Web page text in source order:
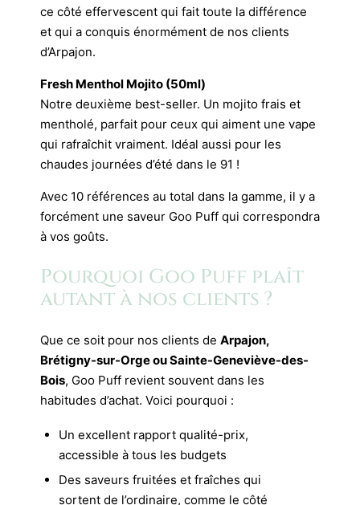
ce côté effervescent qui fait toute la différence
et qui a conquis énormément de nos clients
d’Arpajon.
Fresh Menthol Mojito (50ml)
Notre deuxième best-seller. Un mojito frais et
mentholé, parfait pour ceux qui aiment une vape
qui rafraîchit vraiment. Idéal aussi pour les
chaudes journées d’été dans le 91 !
Avec 10 références au total dans la gamme, il y a
forcément une saveur Goo Puff qui correspondra
à vos goûts.
Pourquoi Goo Puff plaît
autant à nos clients ?
Que ce soit pour nos clients de Arpajon,
Brétigny-sur-Orge ou Sainte-Geneviève-des-
Bois, Goo Puff revient souvent dans les
habitudes d’achat. Voici pourquoi :
Un excellent rapport qualité-prix,
accessible à tous les budgets
Des saveurs fruitées et fraîches qui
sortent de l’ordinaire, comme le côté